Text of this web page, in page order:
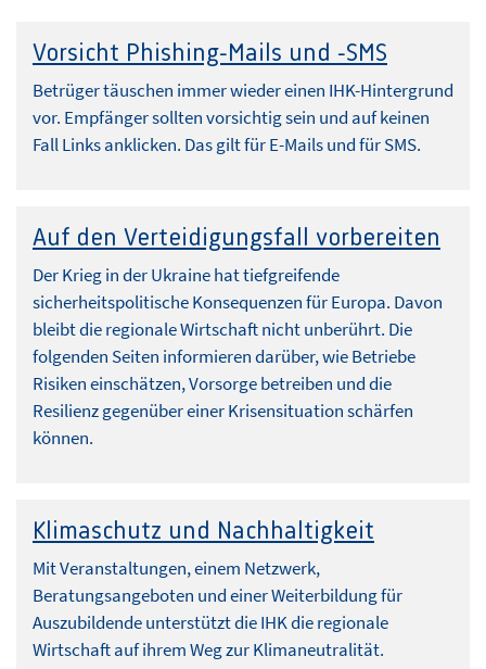
Vorsicht Phishing-Mails und -SMS
Betrüger täuschen immer wieder einen IHK-Hintergrund
vor. Empfänger sollten vorsichtig sein und auf keinen
Fall Links anklicken. Das gilt für E-Mails und für SMS.
Auf den Verteidigungsfall vorbereiten
Der Krieg in der Ukraine hat tiefgreifende
sicherheitspolitische Konsequenzen für Europa. Davon
bleibt die regionale Wirtschaft nicht unberührt. Die
folgenden Seiten informieren darüber, wie Betriebe
Risiken einschätzen, Vorsorge betreiben und die
Resilienz gegenüber einer Krisensituation schärfen
können.
Klimaschutz und Nachhaltigkeit
Mit Veranstaltungen, einem Netzwerk,
Beratungsangeboten und einer Weiterbildung für
Auszubildende unterstützt die IHK die regionale
Wirtschaft auf ihrem Weg zur Klimaneutralität.